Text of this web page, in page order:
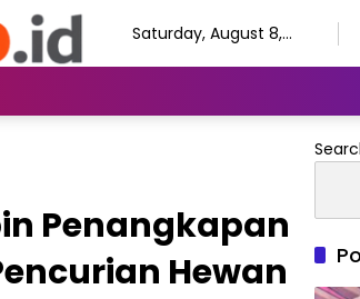
Saturday, August 8,
Penangkapan
Hewan